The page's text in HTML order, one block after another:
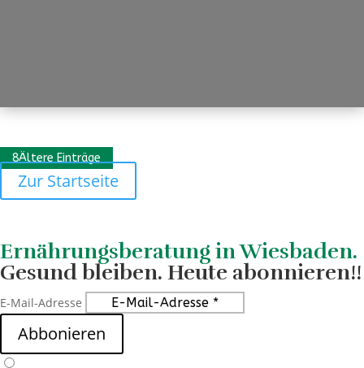
Ältere Einträge
Zur Startseite
Ernährungsberatung in Wiesbaden.
Gesund bleiben. Heute abonnieren!!
E-Mail-Adresse
Abbonieren